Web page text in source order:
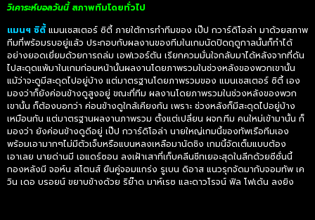
วิเคาระห์บอลวันนี้สภาพทีมโดยทั่วไป
แมนฯ ซิตี้ แมนเชสเตอร์ ซิตี้ ภายใต้การทำทีมของ เป๊ป กวาร์ดิโอล่า มาด้วยสภาพ
ทีมที่พร้อมรบอยู่แล้ว ประกอบกับผลงานของทีมในเกมนัดปิดฤดูกาลนั้นก็ทำได้
อย่างยอดเยี่ยมด้วยการถล่ม เอฟเวอร์ตัน เรียกควมมั่นใจกลับมาได้หลังจากที่ดัน
ไปสะดุดแพ้มาในเกมก่อนหน้านั้นผลงานโดยภาพรวมในช่วงหลังของพวกเขานั้น
แม้ว่าจะดูมีสะดุดไปอยู่บ้าง แต่มาตรฐานโดยภาพรวมของ แมนเชสเตอร์ ซิตี้ เอง
มองว่าก็ยังค่อนข้างดูสูงอยู่ ขณะที่ทีม ผลงานโดยภาพรวมในช่วงหลังของพวก
เขานั้น ก็ต้องบอกว่า ค่อนข้างดูใกล้เคียงกัน เพราะ ช่วงหลังก็มีสะดุดไปอยู่บ้าง
เหมือนกัน แต่มาตรฐานผลงานภาพรวม ตั้งแต่เปลี่ยน ผจก.ทีม คนใหม่เข้ามานั้น ก็
มองว่า ยังค่อนข้างดูดีอยู่ เป๊ป กวาร์ดิโอล่า นายใหญ่เกมนี้ของทัพเรือทีมเอง
พร้อมเอามากๆไม่มีตัวเจ็บหรือแบนหลงเหลือมานัดชิง เกมนี้จัดเต็มแบบต้อง
เอาเลย นายด่านมี เอแดร์ซอน ลงเฝ้าเสาที่เก็บคลีนชีทเยอะสุดในลีกด้วยซีซั่นนี้
กองหลังมี จอห์น สโตนส์ ยืนคู่จอมแกร่ง รูเบน ดิอาส แนวรุกจัดมากับจอมทัพ เค
วิน เดอ บรอยน์ ขยาบข้างด้วย ริย๊าด มาห์เรซ และดาวโรจน์ ฟิล โฟเด้น ลงยิง